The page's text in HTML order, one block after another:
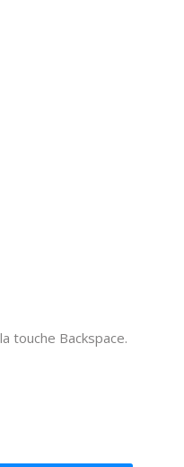
touche Backspace.